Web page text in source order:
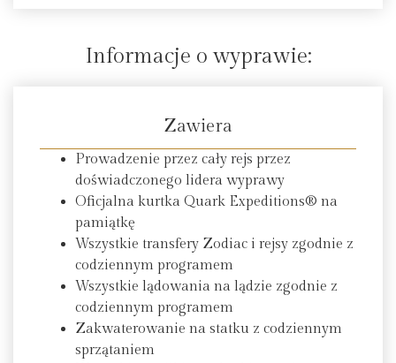
Informacje o wyprawie:
Zawiera
Prowadzenie przez cały rejs przez
doświadczonego lidera wyprawy
Oficjalna kurtka Quark Expeditions® na
pamiątkę
Wszystkie transfery Zodiac i rejsy zgodnie z
codziennym programem
Wszystkie lądowania na lądzie zgodnie z
codziennym programem
Zakwaterowanie na statku z codziennym
sprzątaniem